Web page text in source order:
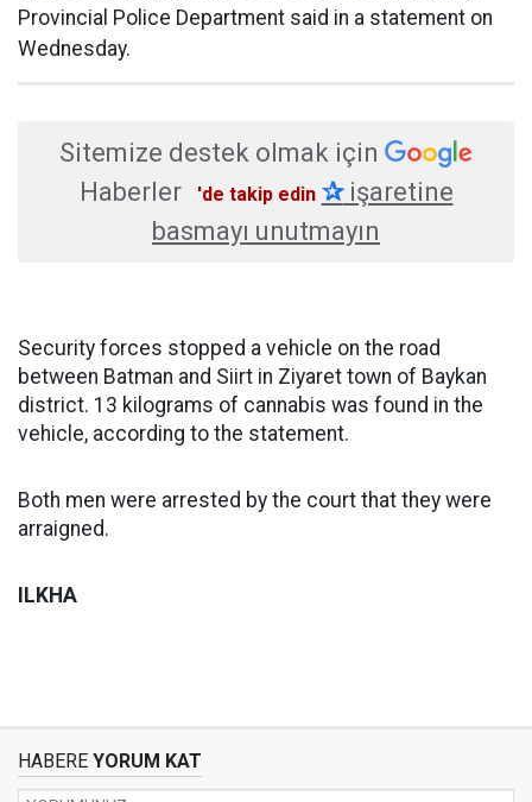
Provincial Police Department said in a statement on
Wednesday.
Sitemize destek olmak için
Haberler
'de takip edin ✰işaretine
basmayı unutmayın
Security forces stopped a vehicle on the road
between Batman and Siirt in Ziyaret town of Baykan
district. 13 kilograms of cannabis was found in the
vehicle, according to the statement.
Both men were arrested by the court that they were
arraigned.
ILKHA
HABERE YORUM KAT